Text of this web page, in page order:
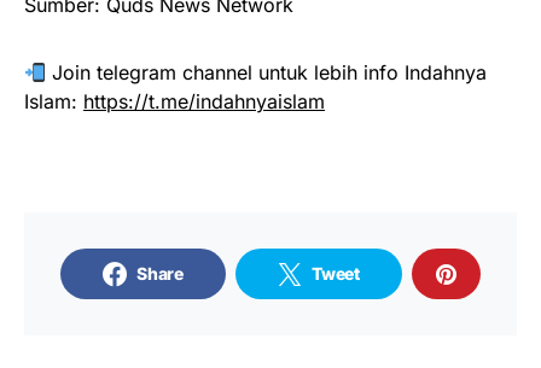
Sumber: Quds News Network
Join telegram channel untuk lebih info Indahnya
Islam: https://t.me/indahnyaislam
Share Tweet